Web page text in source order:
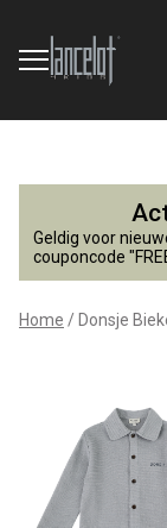
Donsje
Bieken
shirt
Lancelot
Kids
Geldig voor
couponcode
Home Donsje